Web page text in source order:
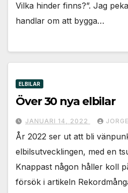
Vilka hinder finns?”. Jag
handlar om att bygga…
ELBILAR
Över 30 nya elbilar
JANUARI 14, 2022
År 2022 ser ut att bli
elbilsutvecklingen, med en
Knappast någon håller koll
försök i artikeln